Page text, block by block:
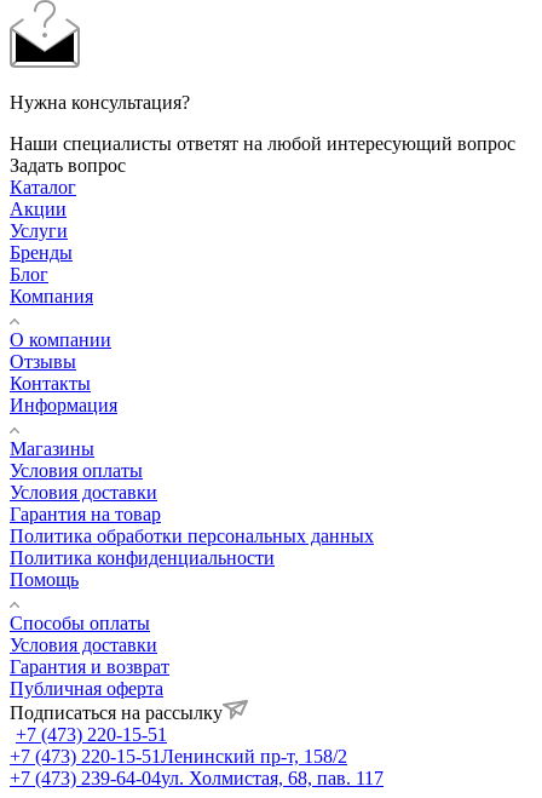
Нужна консультация?
Наши специалисты ответят на любой интересующий вопрос
Задать вопрос
Каталог
Акции
Услуги
Бренды
Блог
Компания
О компании
Отзывы
Контакты
Информация
Магазины
Условия оплаты
Условия доставки
Гарантия на товар
Политика обработки персональных данных
Политика конфиденциальности
Помощь
Способы оплаты
Условия доставки
Гарантия и возврат
Публичная оферта
Подписаться на рассылку
+7 (473) 220-15-51
+7 (473) 220-15-51Ленинский пр-т, 158/2
+7 (473) 239-64-04ул. Холмистая, 68, пав. 117